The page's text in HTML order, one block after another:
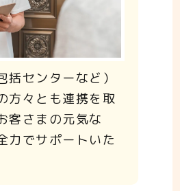
括センターなど）
方々とも連携を取
客さまの元気な
力でサポートいた